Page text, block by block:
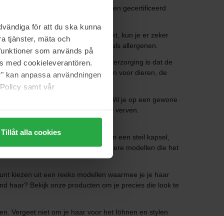
för att du ska kunna
tjänster, mäta och
som används på
med cookieleverantören.
kan anpassa användningen
samt vår
Tillåt alla cookies
die biologisch geteeld en gecertificeerd
haarverzorging gebruikt, kun je er zeker
gevoelig is voor geurstoffen zoals allergenen.
Het leuke van natuurlijke haarverzorging is dat de
in gebruik zonder schadelijk te zijn voor dieren, de
ik gebruiken voor het stylen? Wil je op een gewone
dat je je haar moet knippen of verven.
tool die, naast het creëren van een steil kapsel,
weekendtas kunt stoppen als grotere modellen die het
kiezen uit een reeks modellen waarmee je je haar
haar? Bekijk onze producten om je precies die look te
Vergeet niet om je haar voor het föhnen en stylen